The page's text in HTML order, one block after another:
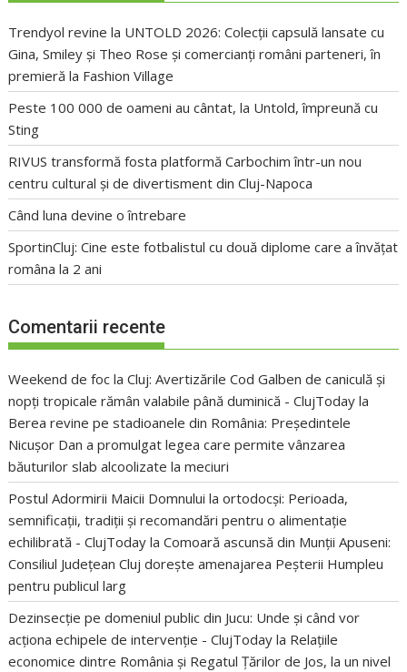
Trendyol revine la UNTOLD 2026: Colecții capsulă lansate cu
Gina, Smiley și Theo Rose și comercianți români parteneri, în
premieră la Fashion Village
Peste 100 000 de oameni au cântat, la Untold, împreună cu
Sting
RIVUS transformă fosta platformă Carbochim într-un nou
centru cultural și de divertisment din Cluj-Napoca
Când luna devine o întrebare
SportinCluj: Cine este fotbalistul cu două diplome care a învățat
româna la 2 ani
Comentarii recente
Weekend de foc la Cluj: Avertizările Cod Galben de caniculă și
nopți tropicale rămân valabile până duminică - ClujToday la
Berea revine pe stadioanele din România: Președintele
Nicușor Dan a promulgat legea care permite vânzarea
băuturilor slab alcoolizate la meciuri
Postul Adormirii Maicii Domnului la ortodocși: Perioada,
semnificații, tradiții și recomandări pentru o alimentație
echilibrată - ClujToday laComoară ascunsă din Munții Apuseni:
Consiliul Județean Cluj dorește amenajarea Peșterii Humpleu
pentru publicul larg
Dezinsecție pe domeniul public din Jucu: Unde și când vor
acționa echipele de intervenție - ClujToday la Relațiile
economice dintre România și Regatul Țărilor de Jos, la un nivel